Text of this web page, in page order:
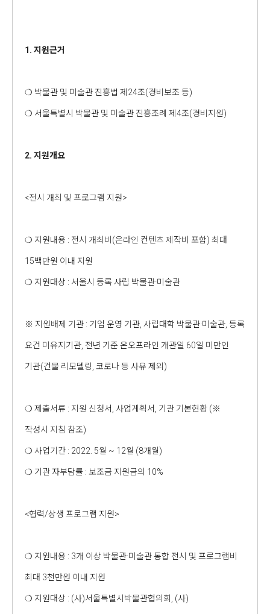
1. 지원근거
❍ 박물관 및 미술관 진흥법 제24조(경비보조 등)
❍ 서울특별시 박물관 및 미술관 진흥조례 제4조(경비지원)
2. 지원개요
<전시 개최 및 프로그램 지원>
❍ 지원내용 : 전시 개최비(온라인 컨텐츠 제작비 포함) 최대
15백만원 이내 지원
❍ 지원대상 : 서울시 등록 사립 박물관·미술관
※ 지원배제 기관 : 기업 운영 기관, 사립대학 박물관·미술관, 등록
요건 미유지기관, 전년 기준 온오프라인 개관일 60일 미만인
기관(건물 리모델링, 코로나 등 사유 제외)
❍ 제출서류 : 지원 신청서, 사업계획서, 기관 기본현황 (※
작성시 지침 참조)
❍ 사업기간 : 2022. 5월 ~ 12월 (8개월)
❍ 기관 자부담률 : 보조금 지원금의 10%
<협력/상생 프로그램 지원>
❍ 지원내용 : 3개 이상 박물관·미술관 통합 전시 및 프로그램비
최대 3천만원 이내 지원
❍ 지원대상 : (사)서울특별시박물관협의회, (사)